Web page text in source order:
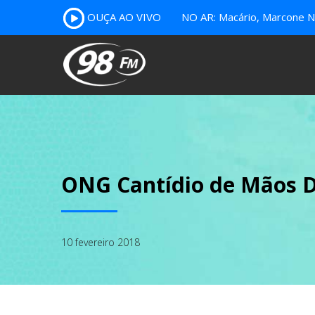
OUÇA AO VIVO NO AR: Macário, Marcone
ONG Cantídio de Mãos
10 fevereiro 2018